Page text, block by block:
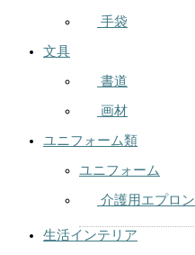
手袋
文具
書道
画材
ユニフォーム類
ユニフォーム
介護用エプロン
生活インテリア